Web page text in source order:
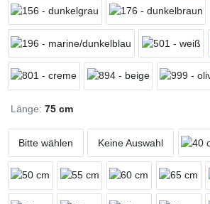
Länge: 75 cm
Bitte wählen Keine Auswahl